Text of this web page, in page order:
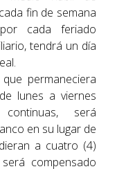
fin de semana
cada feriado
tendrá un día
permaneciera
lunes a viernes
será
en su lugar de
a cuatro (4)
compensado